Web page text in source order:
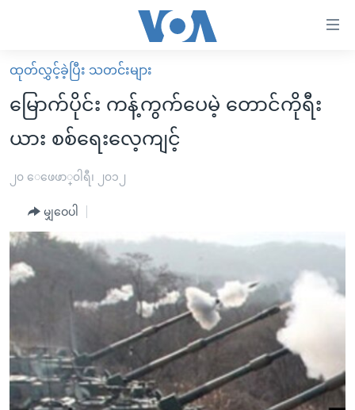
လွယ်ကူ
စေ
များ
အကြောင်းအရာ
ကျော်
ပင်မ
အ
ညွန်း
စာမျက်နှာ
မူလစာမျက်နှာ
မြန်မာ
ကမ္ဘာ့သတင်းများ
အစ္စရေး-ပါလက်စတိုင်း
ရပ်ဝန်းတခု လမ်းတခု အလွန်
အင်္ဂလိပ်စာလေ့လာမယ်
အမေရိကန်သုံးအီဒီယံ
မကြေးမုံရဲ့ အင်္ဂလိပ်စာ
ရုပ်ရှင်ထဲက အင်္ဂလိပ်စာ
သုတပဒေသာ အင်္ဂလိပ်စာ
အပတ်စဉ်ကဏ္ဍများ
ရေဒီယိုနှင့်ရုပ်သံ အချက်အလက်များ
ရေဒီယို/တီဗွီအစီအစဉ်
Learning English
ထုတ်လွှင့်ခဲ့ပြီး သတင်းများ
မြောက်ပိုင်း ကန့်ကွက်ပေမဲ့ တောင်ကိုရီး
ယား စစ်ရေးလေ့ကျင့်
၂၀ ေဖေဖာ္၀ါရီ၊ ၂၀၁၂
မျှဝေပါ